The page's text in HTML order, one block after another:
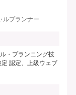
プランナー
・プランニング技
認定、上級ウェブ